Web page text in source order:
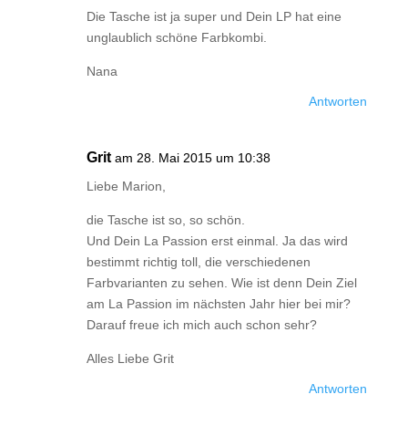
Die Tasche ist ja super und Dein LP hat eine
unglaublich schöne Farbkombi.
Nana
Antworten
Grit am 28. Mai 2015 um 10:38
Liebe Marion,
die Tasche ist so, so schön.
Und Dein La Passion erst einmal. Ja das wird
bestimmt richtig toll, die verschiedenen
Farbvarianten zu sehen. Wie ist denn Dein Ziel
am La Passion im nächsten Jahr hier bei mir?
Darauf freue ich mich auch schon sehr?
Alles Liebe Grit
Antworten